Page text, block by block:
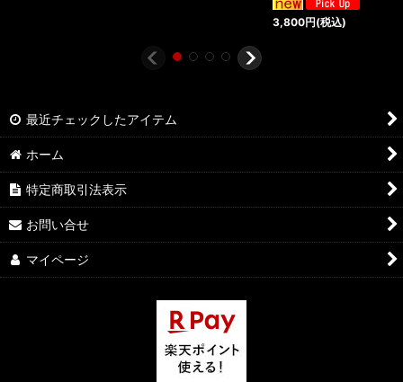
3,800円(税込)
最近チェックしたアイテム
ホーム
特定商取引法表示
お問い合せ
マイページ